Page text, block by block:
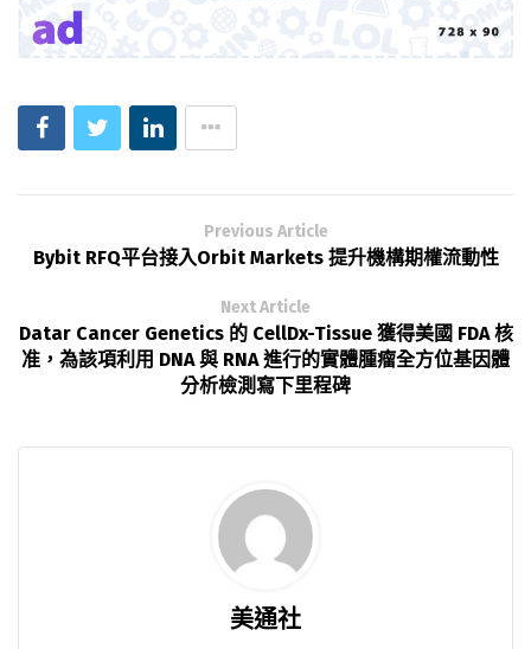
Previous Article
Bybit RFQ平台接入Orbit Markets 提升機構期權流動性
Next Article
Datar Cancer Genetics 的 CellDx-Tissue 獲得美國 FDA 核
准，為該項利用 DNA 與 RNA 進行的實體腫瘤全方位基因體
分析檢測寫下里程碑
美通社